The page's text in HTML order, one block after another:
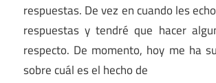
respuestas. De vez en cuando les
respuestas y tendré que hacer
respecto. De momento, hoy me ha
sobre cuál es el hecho de